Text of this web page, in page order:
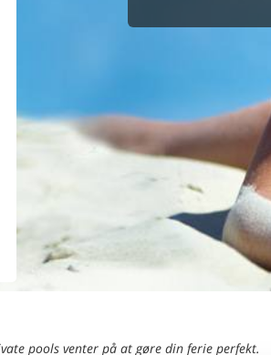
pools venter på at gøre din ferie perfekt.